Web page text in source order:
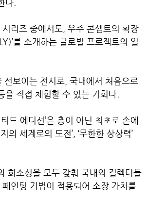
다.
시리즈 중에서도, 우주 콘셉트의 확장
를 소개하는 글로벌 프로젝트의 일
보이는 전시로, 국내에서 처음으로
직접 체험할 수 있는 기회다.
드 에디션’은 총이 아닌 최초로 손에
의 세계로의 도전’, ‘무한한 상상력’
희소성을 모두 갖춰 국내외 컬렉터들
인팅 기법이 적용되어 소장 가치를